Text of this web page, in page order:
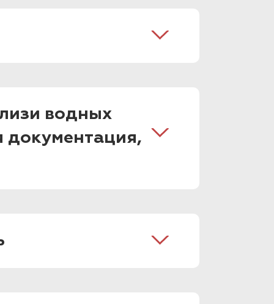
водных
документация,